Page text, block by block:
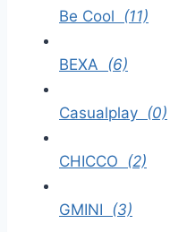
Be Cool (11)
BEXA (6)
Casualplay (0)
CHICCO (2)
GMINI (3)